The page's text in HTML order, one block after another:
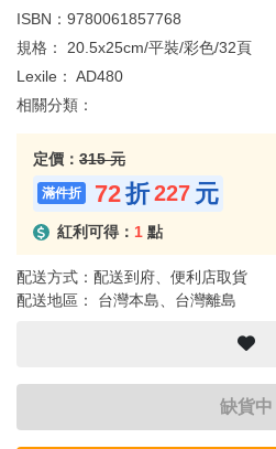
ISBN： 9780061857768
規格： 20.5x25cm/平裝/彩色/32頁
Lexile： AD480
相關分類：
定價： 315 元
72折227 元
紅利可得： 1 點
配送方式：配送到府、便利店取貨
配送地區： 台灣本島、台灣離島
缺貨中